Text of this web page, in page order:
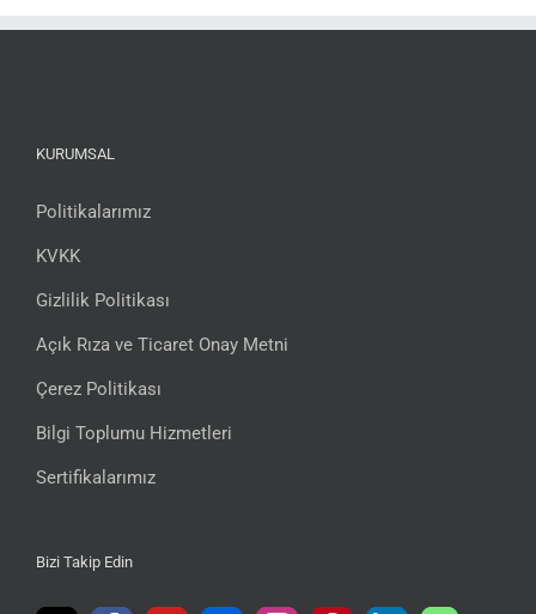
KURUMSAL
Politikalarımız
KVKK
Gizlilik Politikası
Açık Rıza ve Ticaret Onay Metni
Çerez Politikası
Bilgi Toplumu Hizmetleri
Sertifikalarımız
Bizi Takip Edin